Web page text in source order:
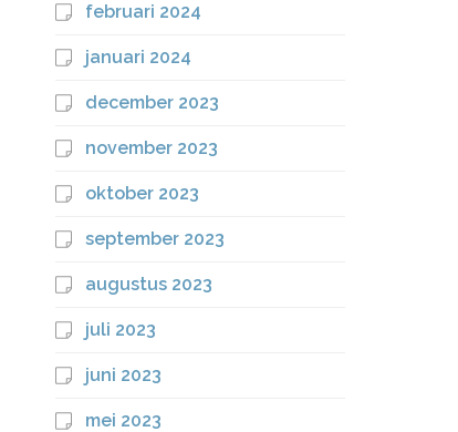
februari 2024
januari 2024
december 2023
november 2023
oktober 2023
september 2023
augustus 2023
juli 2023
juni 2023
mei 2023